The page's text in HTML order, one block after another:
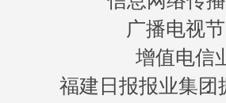
广播电视
增值电信
福建日报报业集团